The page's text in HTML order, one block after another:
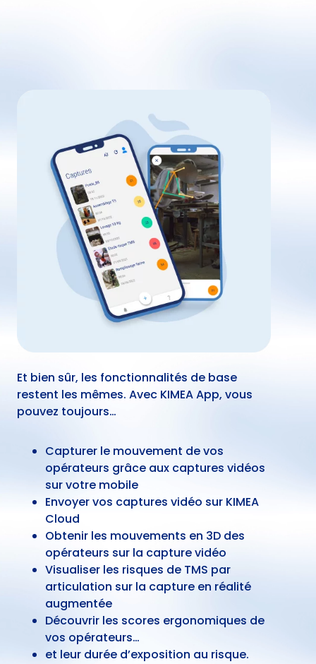
Et bien sûr, les fonctionnalités de base
restent les mêmes. Avec KIMEA App, vous
pouvez toujours…
Capturer le mouvement de vos
opérateurs grâce aux captures vidéos
sur votre mobile
Envoyer vos captures vidéo sur KIMEA
Cloud
Obtenir les mouvements en 3D des
opérateurs sur la capture vidéo
Visualiser les risques de TMS par
articulation sur la capture en réalité
augmentée
Découvrir les scores ergonomiques de
vos opérateurs…
et leur durée d’exposition au risque.